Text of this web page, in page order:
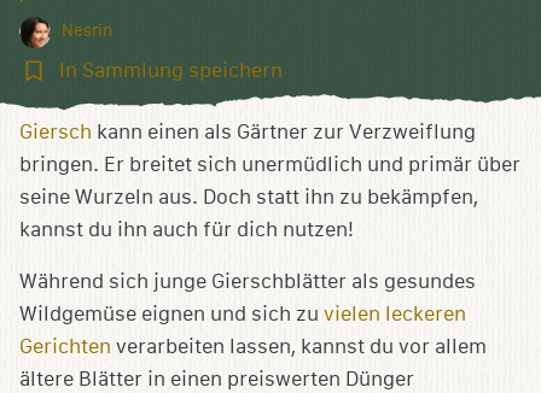
Nesrin
In
speichern
In Sammlung speichern
Giersch kann einen als Gärtner zur Verzweiflung
bringen. Er breitet sich unermüdlich und primär über
seine Wurzeln aus. Doch statt ihn zu bekämpfen,
kannst du ihn auch für dich nutzen!
Während sich junge Gierschblätter als gesundes
Wildgemüse eignen und sich zu vielen leckeren
Gerichten verarbeiten lassen, kannst du vor allem
ältere Blätter in einen preiswerten Dünger